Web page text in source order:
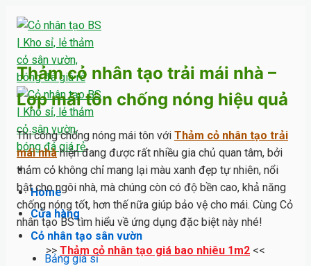
Skip
to
content
Home
Cửa hàng
Cỏ nhân tạo sân vườn
Bảng giá sỉ
Thảm cỏ nhân tạo trải mái nhà –
Lợp mái tôn chống nóng hiệu quả
Thi công chống nóng mái tôn với Thảm cỏ nhân tạo trải
mái nhàhiện đang được rất nhiều gia chủ quan tâm, bởi
thảm cỏ không chỉ mang lại màu xanh đẹp tự nhiên, nổi
bật cho ngôi nhà, mà chúng còn có độ bền cao, khả năng
chống nóng tốt, hơn thế nữa giúp bảo vệ cho mái. Cùng Cỏ
nhân tạo BS tìm hiểu về ứng dụng đặc biệt này nhé!
>> Thảm cỏ nhân tạo giá bao nhiêu 1m2 <<